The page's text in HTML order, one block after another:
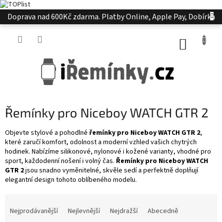
Přejít
na
Doprava nad 600Kč zdarma. Platby Online, Apple Pay, Dobírka
Řemínky pro Niceboy WATCH GTR 2
Objevte stylové a pohodlné řemínky pro Niceboy WATCH GTR 2,
které zaručí komfort, odolnost a moderní vzhled vašich chytrých
hodinek. Nabízíme silikonové, nylonové i kožené varianty, vhodné pro
sport, každodenní nošení i volný čas. Řemínky pro Niceboy WATCH
GTR 2jsou snadno vyměnitelné, skvěle sedí a perfektně doplňují
elegantní design tohoto oblíbeného modelu.
Nejprodávanější Nejlevnější Nejdražší Abecedně